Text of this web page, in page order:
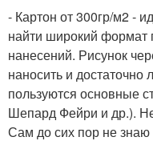
- Картон от 300гр/м2 -
найти широкий формат
нанесений. Рисунок
наносить и достаточно
пользуются основные
Шепард Фейри и др.).
Сам до сих пор не знаю